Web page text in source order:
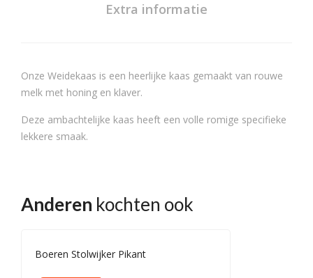
Extra informatie
Onze Weidekaas is een heerlijke kaas gemaakt van rouwe
melk met honing en klaver.
Deze ambachtelijke kaas heeft een volle romige specifieke
lekkere smaak.
Anderen kochten ook
Boeren Stolwijker Pikant